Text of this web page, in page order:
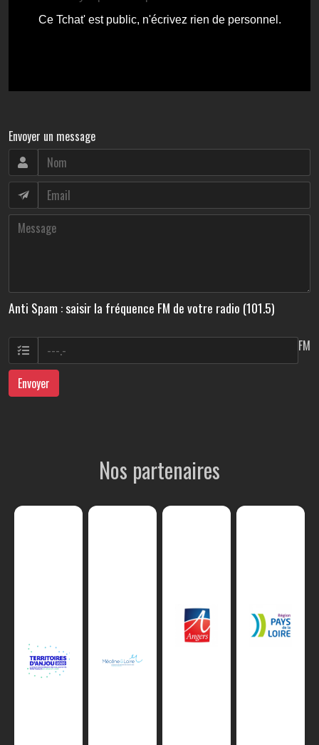
Envoyer un message
Anti Spam : saisir la fréquence FM de votre radio (101.5)
FM
Envoyer
Nos partenaires